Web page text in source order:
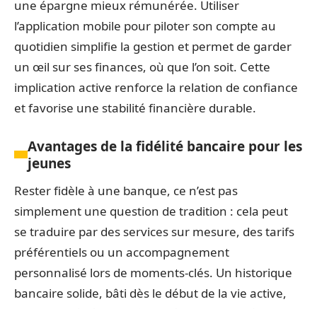
une épargne mieux rémunérée. Utiliser
l’application mobile pour piloter son compte au
quotidien simplifie la gestion et permet de garder
un œil sur ses finances, où que l’on soit. Cette
implication active renforce la relation de confiance
et favorise une stabilité financière durable.
Avantages de la fidélité bancaire pour les
jeunes
Rester fidèle à une banque, ce n’est pas
simplement une question de tradition : cela peut
se traduire par des services sur mesure, des tarifs
préférentiels ou un accompagnement
personnalisé lors de moments-clés. Un historique
bancaire solide, bâti dès le début de la vie active,